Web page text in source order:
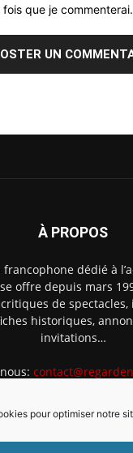
pour optimiser notre
que je commenterai.
À PROPOS
francophone dédié à
offre depuis mars
de spectacles,
historiques,
invitations…